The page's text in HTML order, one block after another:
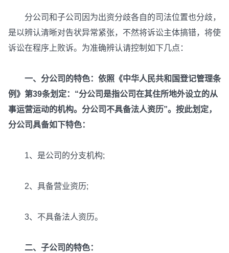
分公司和子公司因为出资分歧各自的司法位置也分歧，
是以辨认清晰对告状异常紧张，不然将诉讼主体搞错，将使
诉讼在程序上败诉。为准确辨认请控制如下几点：
一、分公司的特色：依照《中华人民共和国登记管理条
例》第39条划定：“分公司是指公司在其住所地外设立的从
事运营运动的机构。分公司不具备法人资历”。按此划定，
分公司具备如下特色：
1、是公司的分支机构;
2、具备营业资历;
3、不具备法人资历。
二、子公司的特色：